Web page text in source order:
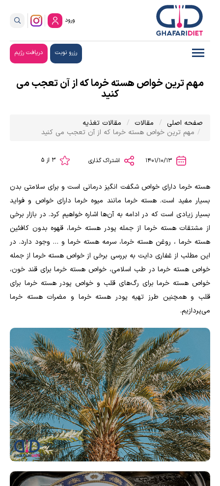
ورود
رزرو نوبت دریافت رژیم
مهم ترین خواص هسته خرما که از آن تعجب می
کنید
صفحه اصلی مقالات
مقالات تغذیه
مهم ترین خواص هسته خرما که از آن تعجب می کنید
اشتراک گذاری
هسته خرما دارای خواص شگفت‌ انگیز درمانی است و برای سلامتی بدن
بسیار مفید است. هسته خرما مانند میوه خرما دارای خواص و فواید
بسیار زیادی است که در ادامه به آن‌ها اشاره خواهیم کرد. در بازار برخی
از مشتقات هسته خرما از جمله پودر هسته خرما، قهوه بدون کافئین
هسته خرما ، روغن هسته خرما، سرمه هسته خرما و … وجود دارد. در
این مطلب از غفاری دایت به بررسی برخی از خواص هسته خرما از جمله
خواص هسته خرما در طب اسلامی، خواص هسته خرما برای قند خون،
خواص هسته خرما برای رگ‌های قلب و خواص پودر هسته خرما برای
قلب و همچنین طرز تهیه پودر هسته خرما و مضرات هسته خرما
می‌پردازیم.